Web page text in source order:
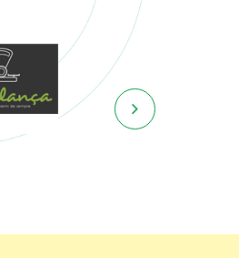
